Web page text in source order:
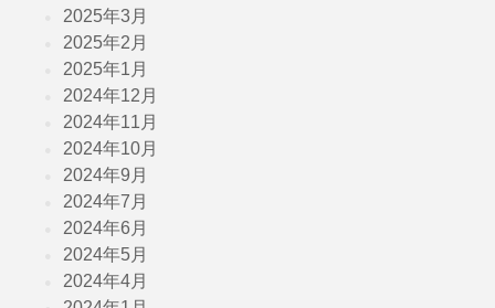
2025年3月
2025年2月
2025年1月
2024年12月
2024年11月
2024年10月
2024年9月
2024年7月
2024年6月
2024年5月
2024年4月